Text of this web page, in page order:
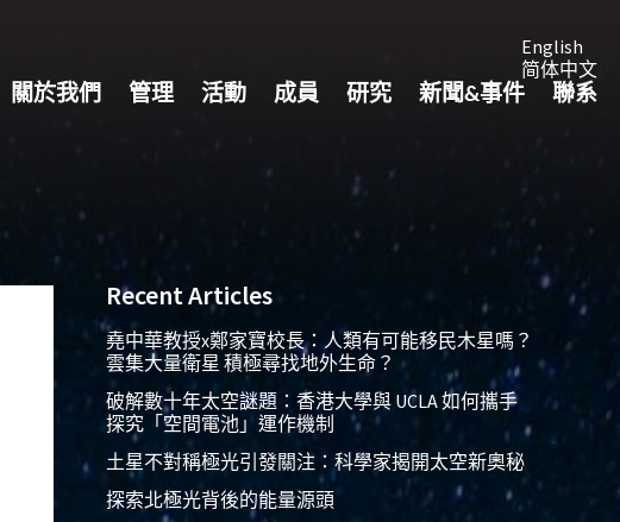
English
简体中文
關於我們 管理 活動 成員 研究 新聞&事件 聯系
Recent Articles
堯中華教授x鄭家寶校長：人類有可能移民木星嗎？
雲集大量衛星 積極尋找地外生命？
破解數十年太空謎題：香港大學與 UCLA 如何攜手
探究「空間電池」運作機制
土星不對稱極光引發關注：科學家揭開太空新奧秘
探索北極光背後的能量源頭